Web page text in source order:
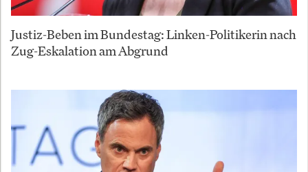
Justiz-Beben im Bundestag: Linken-Politikerin nach
Zug-Eskalation am Abgrund